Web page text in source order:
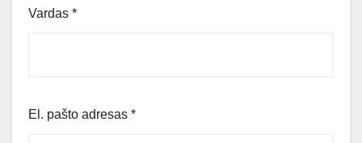
Vardas *
El. pašto adresas *